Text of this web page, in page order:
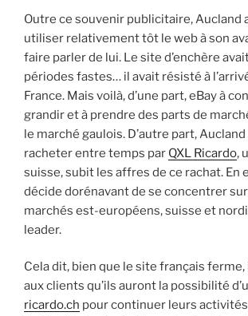
Outre ce souvenir publicitaire, Aucland
utiliser relativement tôt le web à son
faire parler de lui. Le site d’enchère
périodes fastes… il avait résisté à
France. Mais voilà, d’une part, eBay à
grandir et à prendre des parts de
le marché gaulois. D’autre part,
racheter entre temps par QXL Ricardo,
suisse, subit les affres de ce rachat. En
décide dorénavant de se concentrer
marchés est-européens, suisse et
leader.
Cela dit, bien que le site français
aux clients qu’ils auront la possibilité
ricardo.ch pour continuer leurs